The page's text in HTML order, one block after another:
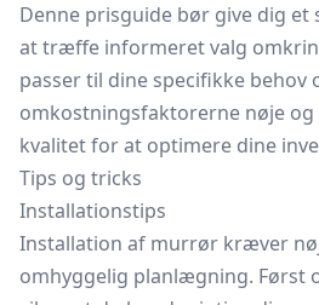
Denne prisguide bør give dig
at træffe informeret valg
passer til dine specifikke behov
omkostningsfaktorerne nøje
kvalitet for at optimere dine
Tips og tricks
Installationstips
Installation af murrør kræver
omhyggelig planlægning. Først